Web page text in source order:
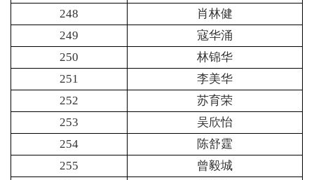
248
肖林健
249
寇华涌
250
林锦华
251
李美华
252
苏育荣
253
吴欣怡
254
陈舒霆
255
曾毅城